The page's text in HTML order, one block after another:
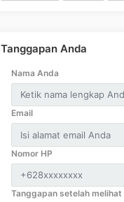
Tanggapan Anda
Nama Anda
Email
Nomor HP
Tanggapan setelah melihat